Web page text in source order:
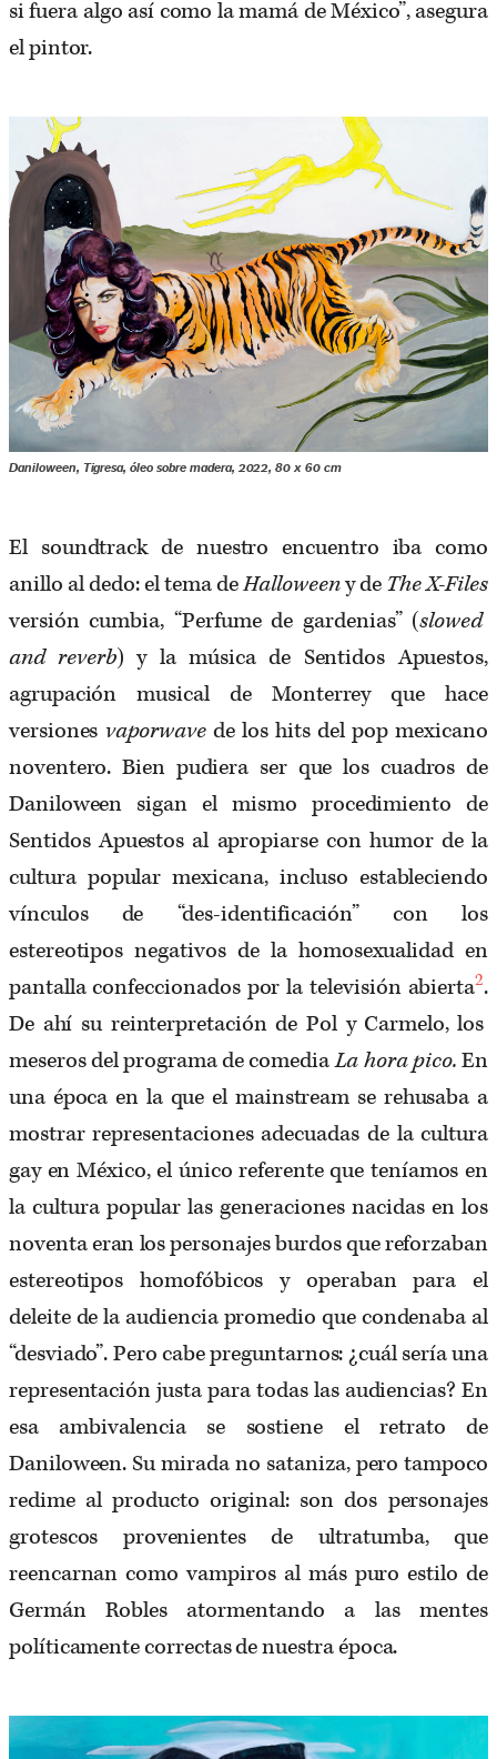
si fuera algo así como la mamá de México”, asegura
el pintor.
Daniloween, Tigresa, óleo sobre madera, 2022, 80 x 60 cm
El soundtrack de nuestro encuentro iba como
anillo al dedo: el tema deHalloweeny deThe X-Files
versión cumbia, “Perfume de gardenias” (slowed
and reverb) y la música de Sentidos Apuestos,
agrupación musical de Monterrey que hace
versiones vaporwave de los hits del pop mexicano
noventero. Bien pudiera ser que los cuadros de
Daniloween sigan el mismo procedimiento de
Sentidos Apuestos al apropiarse con humor de la
cultura popular mexicana, incluso estableciendo
vínculos de “des-identificación” con los
estereotipos negativos de la homosexualidad en
pantalla confeccionados por la televisión abierta2.
De ahí su reinterpretación de Pol y Carmelo, los
meseros del programa de comediaLa hora pico.En
una época en la que el mainstream se rehusaba a
mostrar representaciones adecuadas de la cultura
gay en México, el único referente que teníamos en
la cultura popular las generaciones nacidas en los
noventa eran los personajes burdos que reforzaban
estereotipos homofóbicos y operaban para el
deleite de la audiencia promedio que condenaba al
“desviado”. Pero cabe preguntarnos: ¿cuál sería una
representación justa para todas las audiencias? En
esa ambivalencia se sostiene el retrato de
Daniloween. Su mirada no sataniza, pero tampoco
redime al producto original: son dos personajes
grotescos provenientes de ultratumba, que
reencarnan como vampiros al más puro estilo de
Germán Robles atormentando a las mentes
políticamente correctas de nuestra época.